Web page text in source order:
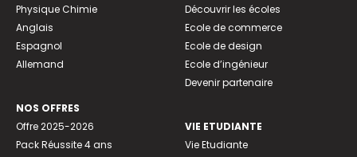
Physique Chimie
Anglais
Espagnol
Allemand
NOS OFFRES
Offre 2025-2026
Pack Réussite 4 ans
Découvrir les écoles
Ecole de commerce
Ecole de design
Ecole d’ingénieur
Devenir partenaire
VIE ETUDIANTE
Vie Etudiante